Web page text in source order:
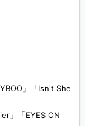
」「Isn't She
」「EYES ON